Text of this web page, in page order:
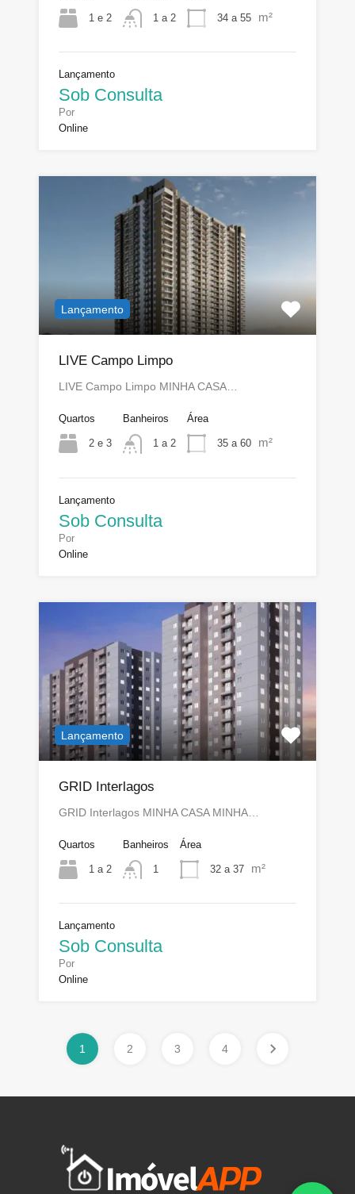
1 e 2 1 a 2 34 a 55 m²
Lançamento
Sob Consulta
Por
Online
Lançamento
LIVE Campo Limpo
LIVE Campo Limpo MINHA CASA…
Quartos
2 e 3
Banheiros
1 a 2
Área
35 a 60 m²
Lançamento
Sob Consulta
Por
Online
Lançamento
GRID Interlagos
GRID Interlagos MINHA CASA MINHA…
Quartos
1 a 2
Banheiros
1
Área
32 a 37 m²
Lançamento
Sob Consulta
Por
Online
1 2 3 4